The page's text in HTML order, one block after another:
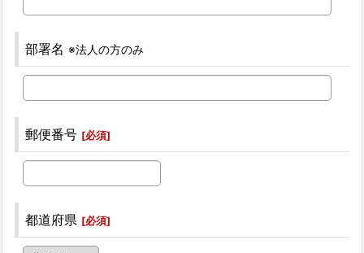
部署名 ※法人の方のみ
郵便番号 [必須]
都道府県 [必須]